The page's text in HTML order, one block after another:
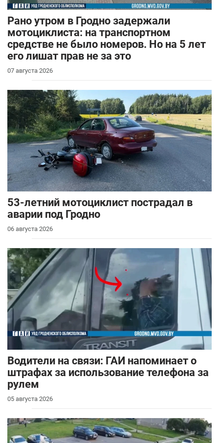
Рано утром в Гродно задержали
мотоциклиста: на транспортном
средстве не было номеров. Но на 5 лет
его лишат прав не за это
07 августа 2026
53-летний мотоциклист пострадал в
аварии под Гродно
06 августа 2026
Водители на связи: ГАИ напоминает о
штрафах за использование телефона за
рулем
05 августа 2026